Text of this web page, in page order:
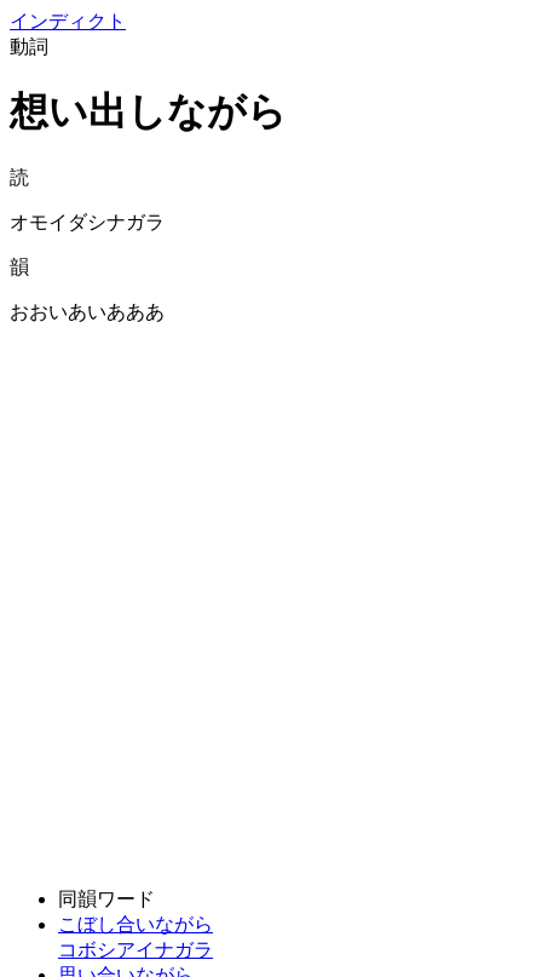
インディクト
動詞
想い出しながら
読
オモイダシナガラ
韻
おおいあいあああ
同韻ワード
こぼし合いながら
コボシアイナガラ